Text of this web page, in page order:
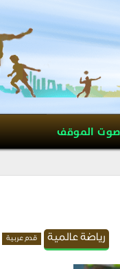
الموقف
رياضة عالمية قدم عربية